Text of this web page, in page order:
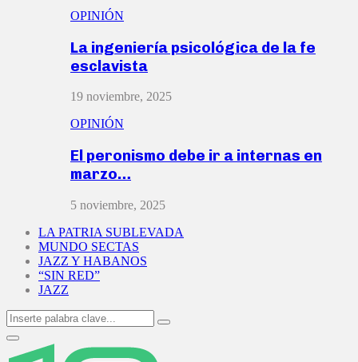
OPINIÓN
La ingeniería psicológica de la fe
esclavista
19 noviembre, 2025
OPINIÓN
El peronismo debe ir a internas en
marzo…
5 noviembre, 2025
LA PATRIA SUBLEVADA
MUNDO SECTAS
JAZZ Y HABANOS
“SIN RED”
JAZZ
Search
for:
Search
Primary
Menu